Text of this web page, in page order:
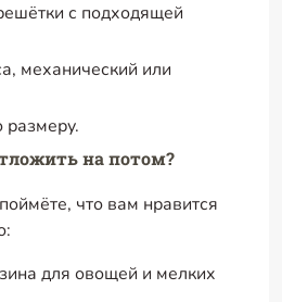
с подходящей
механический или
размеру.
на потом?
что вам нравится
для овощей и мелких